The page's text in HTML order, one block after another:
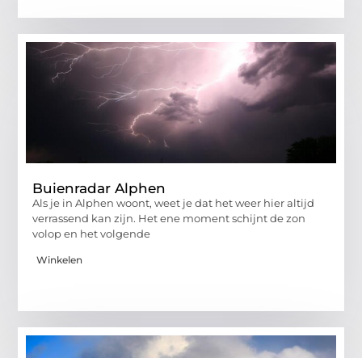
Buienradar Alphen
Als je in Alphen woont, weet je dat het weer hier altijd
verrassend kan zijn. Het ene moment schijnt de zon
volop en het volgende
Winkelen